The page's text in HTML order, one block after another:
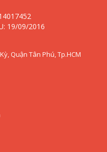
19/09/2016
Quận Tân Phú, Tp.HCM